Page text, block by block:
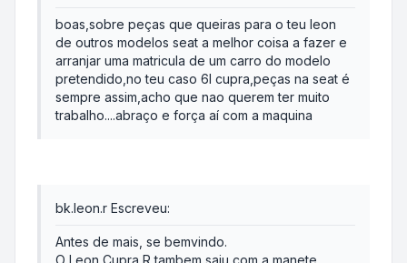
boas,sobre peças que queiras para o teu leon
de outros modelos seat a melhor coisa a fazer e
arranjar uma matricula de um carro do modelo
pretendido,no teu caso 6l cupra,peças na seat é
sempre assim,acho que nao querem ter muito
trabalho....abraço e força aí com a maquina
bk.leon.r Escreveu:
Antes de mais, se bemvindo.